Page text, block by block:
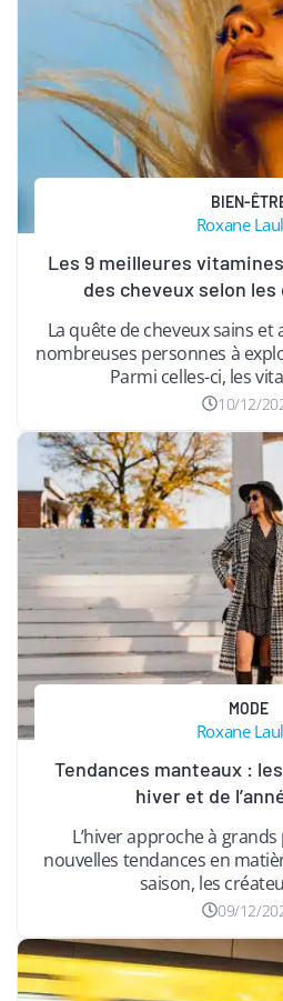
BIEN-
Roxane
Les 9 meilleures
des cheveux selon
La quête de cheveux sains
nombreuses personnes à
Parmi celles-ci, les
10/12/
MODE
Roxane
Tendances manteaux :
hiver et de
L’hiver approche à grands
nouvelles tendances en
saison, les
09/12/